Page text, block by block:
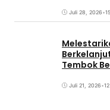
Juli 28, 2026•
Tembok
Juli 21, 2026•